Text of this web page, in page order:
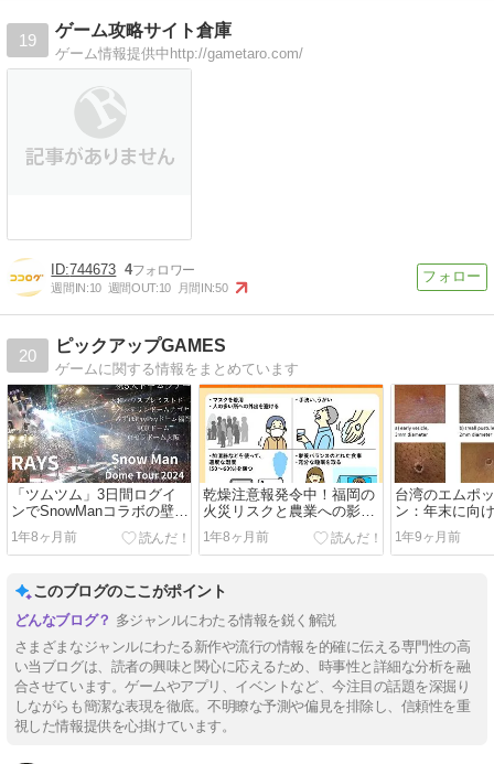
19
ゲーム攻略サイト倉庫
ゲーム情報提供中http://gametaro.com/
744673 4
週間IN:10 週間OUT:10 月間IN:50
20
ピックアップGAMES
ゲームに関する情報をまとめています
「ツムツム」3日間ログイ
ンでSnowManコラボの壁紙
をゲット⁉︎
1年8ヶ月前
乾燥注意報発令中！福岡の
火災リスクと農業への影響
を考える
1年8ヶ月前
台湾のエムポ
ン：年末に向
の進捗と重要性
1年9ヶ月前
このブログのここがポイント
多ジャンルにわたる情報を鋭く解説
さまざまなジャンルにわたる新作や流行の情報を的確に伝える専門性の高
い当ブログは、読者の興味と関心に応えるため、時事性と詳細な分析を融
合させています。ゲームやアプリ、イベントなど、今注目の話題を深掘り
しながらも簡潔な表現を徹底。不明瞭な予測や偏見を排除し、信頼性を重
視した情報提供を心掛けています。